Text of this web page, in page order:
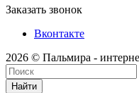
Заказать звонок
Вконтакте
2026 © Пальмира -
Найти